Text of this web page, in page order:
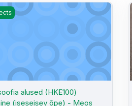
alused (HKE100) järelvastamine
alused (HKE100)
(iseseisev õpe) - Meos